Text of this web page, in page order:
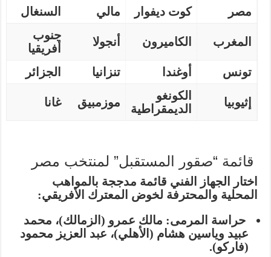
مصر كوت ديفوار مالي السنغال
المغرب الكاميرون أنجولا
جنوب
أفريقيا
تونس
أوغندا تنزانيا الجزائر
إثيوبيا
الكونغو
الديمقراطية
موزمبيق غانا
قائمة “صقور المستقبل” لمنتخب مصر
اختار الجهاز الفني قائمة مدججة بالمواهب
المحلية والمحترفة لخوض المعترك الأفريقي:
حراسة المرمى: مالك عمرو (الزمالك)، محمد
عبيد وياسين هشام (الأهلي)، عبد العزيز محمود
(فاركو).